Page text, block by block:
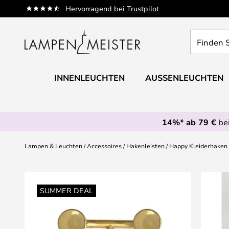
Hervorragend bei Trustpilot
Zum
Inhalt
Sie
Leuchte...
INNENLEUCHTEN AUSSENLEUCHTEN
14%* ab 79 €
Lampen & Leuchten Accessoires Hakenleisten Happy
SUMMER DEAL
Ende
Bildgalerie